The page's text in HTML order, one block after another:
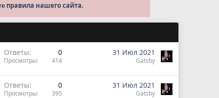
правила нашего сайта.
Ответы 0
Просмотры 414
31 Июл 2021
Gatsby
Ответы 0
Просмотры 395
31 Июл 2021
Gatsby